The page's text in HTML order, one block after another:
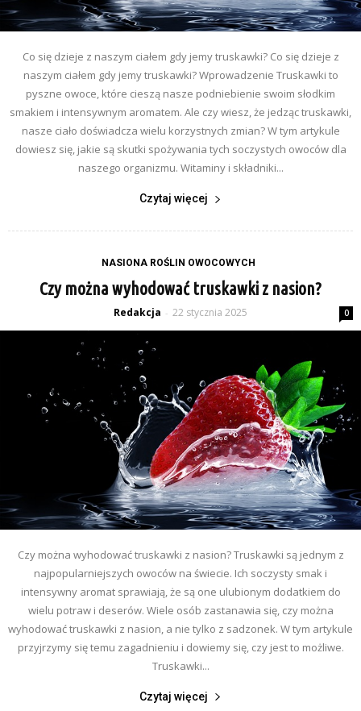
Co się dzieje z naszym ciałem gdy jemy truskawki? Co się dzieje z
naszym ciałem gdy jemy truskawki? Wprowadzenie Truskawki to
pyszne owoce, które cieszą nasze podniebienie swoim słodkim
smakiem i intensywnym aromatem. Ale czy wiesz, że jedząc truskawki,
nasze ciało doświadcza wielu korzystnych zmian? W tym artykule
dowiesz się, jakie są skutki spożywania tych soczystych owoców dla
naszego organizmu. Witaminy i składniki...
Czytaj więcej
NASIONA ROŚLIN OWOCOWYCH
Czy można wyhodować truskawki z nasion?
Redakcja - 22 stycznia 2025 0
Czy można wyhodować truskawki z nasion? Truskawki są jednym z
najpopularniejszych owoców na świecie. Ich soczysty smak i
intensywny aromat sprawiają, że są one ulubionym dodatkiem do
wielu potraw i deserów. Wiele osób zastanawia się, czy można
wyhodować truskawki z nasion, a nie tylko z sadzonek. W tym artykule
przyjrzymy się temu zagadnieniu i dowiemy się, czy jest to możliwe.
Truskawki...
Czytaj więcej